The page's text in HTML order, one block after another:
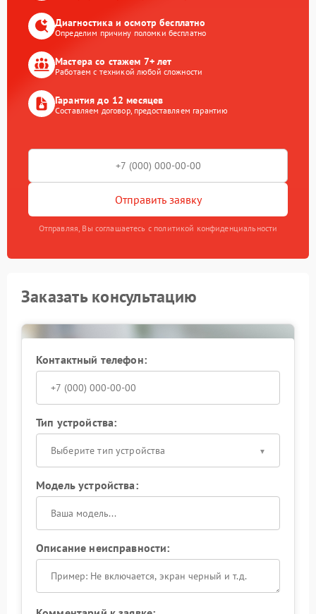
Диагностика и осмотр бесплатно
Определим причину поломки бесплатно
Мастера со стажем 7+ лет
Работаем с техникой любой сложности
Гарантия до 12 месяцев
Составляем договор, предоставляем гарантию
Отправить заявку
Отправляя, Вы соглашаетесь с политикой конфиденциальности
Заказать консультацию
Контактный телефон:
Тип устройства:
Выберите тип устройства
Модель устройства:
Описание неисправности: